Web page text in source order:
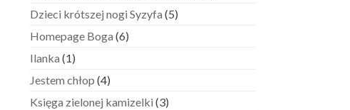
Dzieci krótszej nogi Syzyfa (5)
Homepage Boga (6)
Ilanka (1)
Jestem chłop (4)
Księga zielonej kamizelki (3)